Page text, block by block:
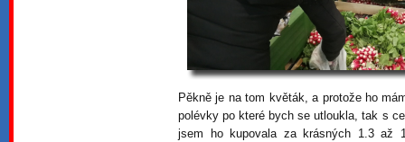
Pěkně je na tom květák, a protože ho
polévky po které bych se utloukla, tak s
jsem ho kupovala za krásných 1.3 až